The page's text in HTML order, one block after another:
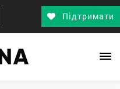
Підтримати